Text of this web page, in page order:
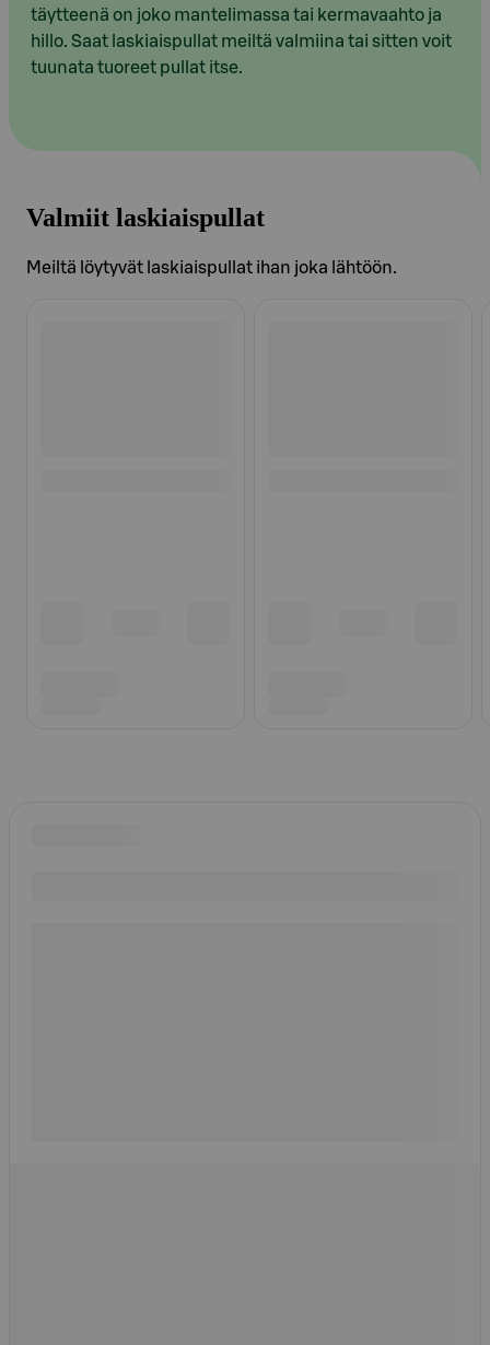
täytteenä on joko mantelimassa tai kermavaahto ja
hillo. Saat laskiaispullat meiltä valmiina tai sitten voit
tuunata tuoreet pullat itse.
Valmiit laskiaispullat
Meiltä löytyvät laskiaispullat ihan joka lähtöön.